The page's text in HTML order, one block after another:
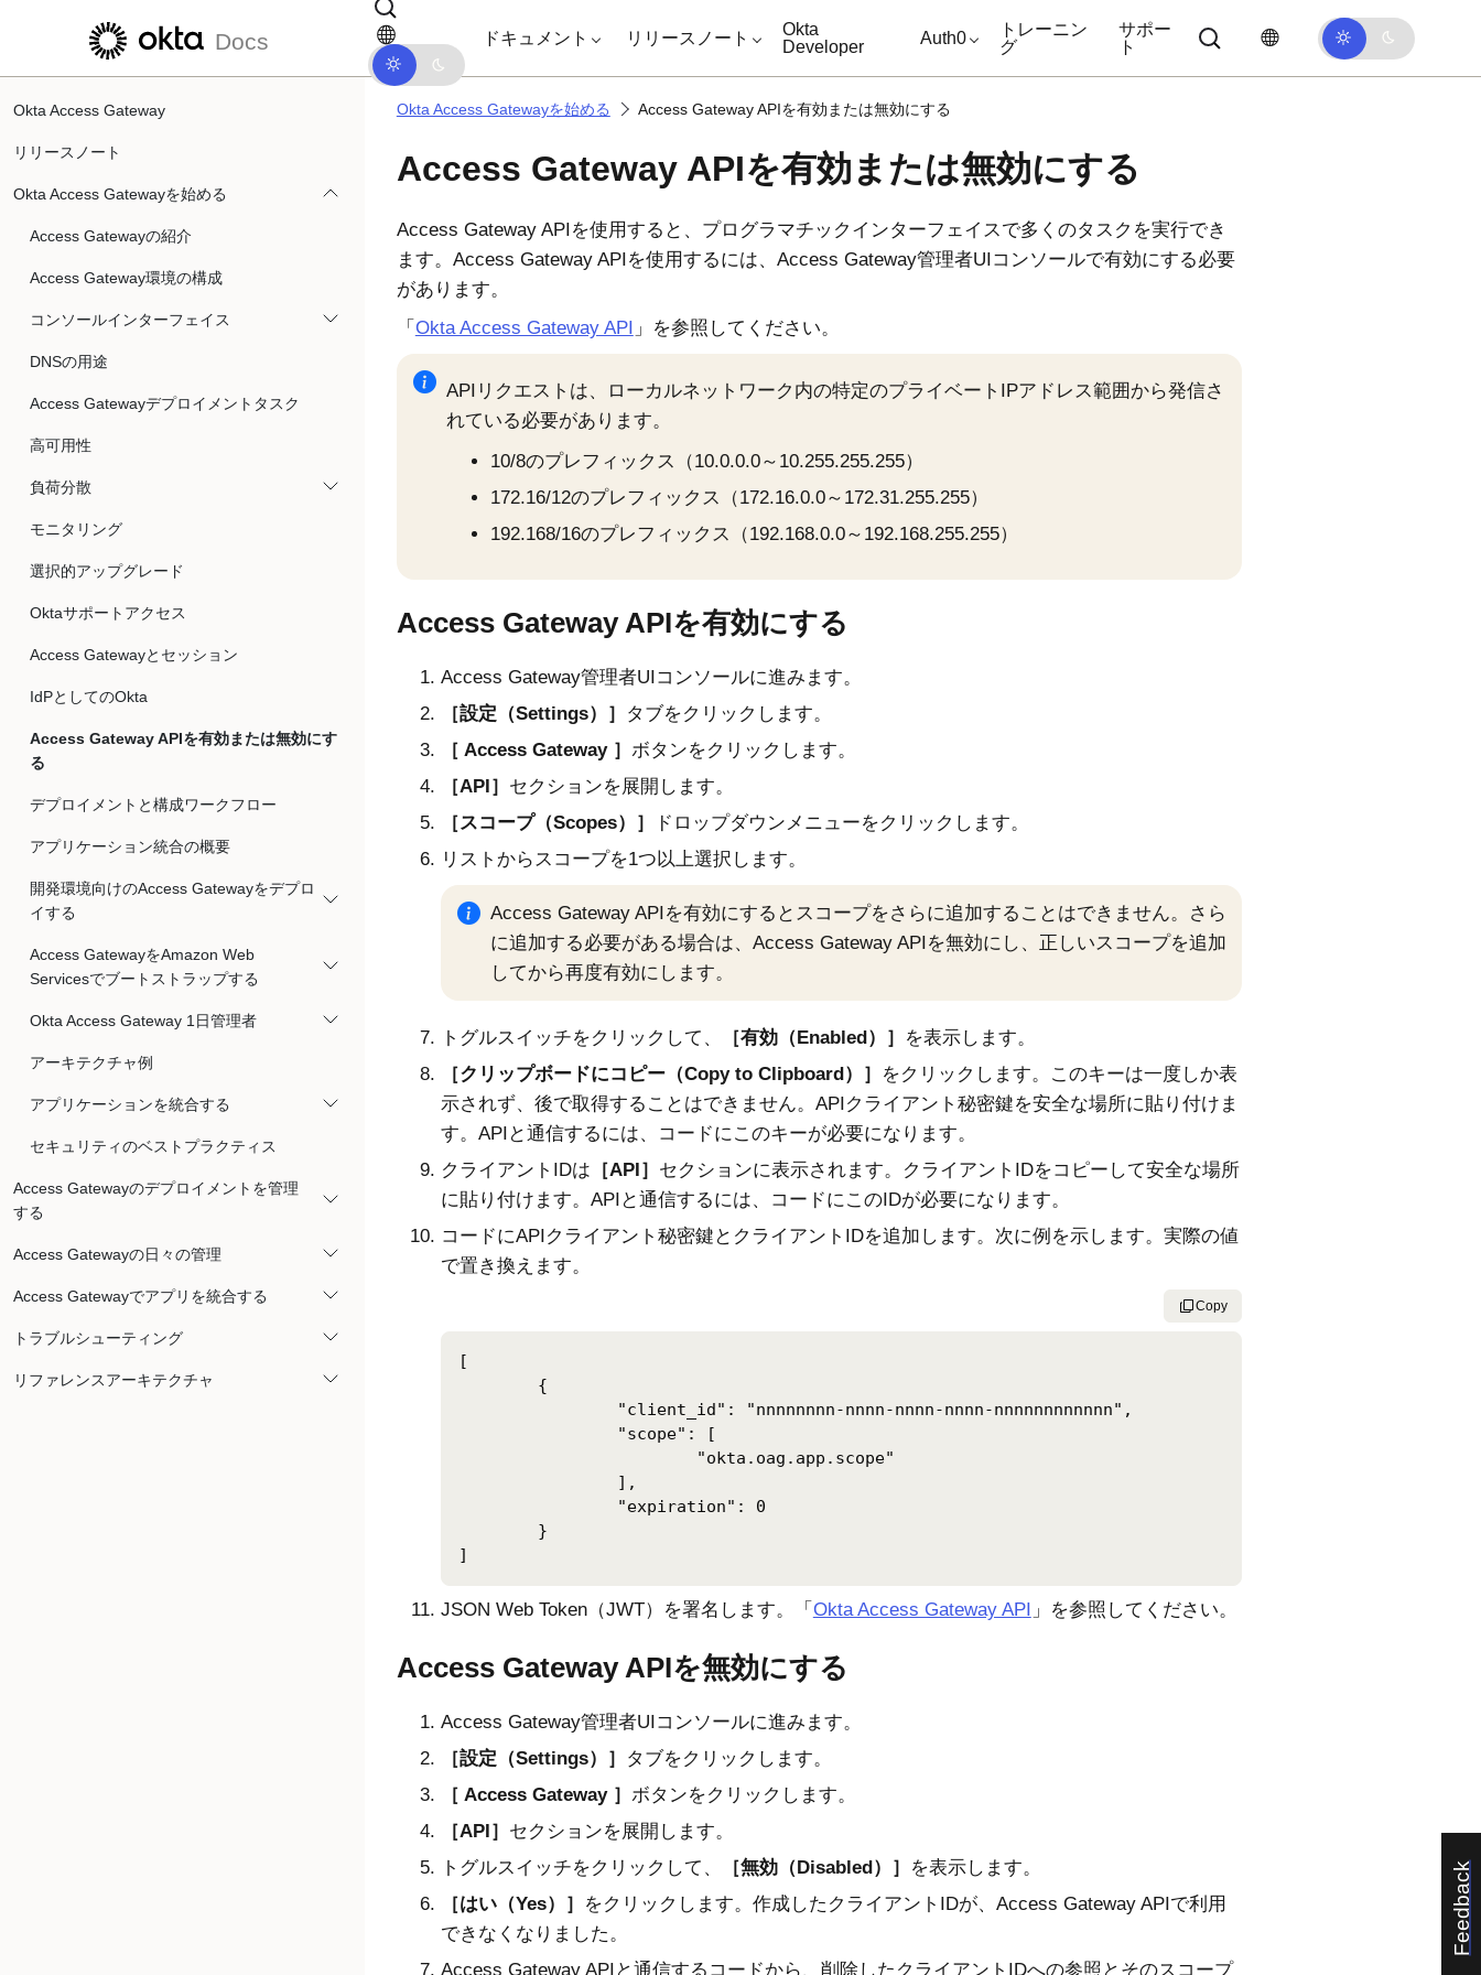
メインコンテンツにスキップ ドキュメントナビゲーションにスキップ
Docs ドキュメント リリースノート
Okta
Developer
Auth0
トレーニン
グ
サポー
ト
Feedback
Okta Access Gateway
リリースノート
Okta Access Gatewayを始める
Access Gatewayの紹介
Access Gateway環境の構成
コンソールインターフェイス
DNSの用途
Access Gatewayデプロイメントタスク
高可用性
負荷分散
モニタリング
選択的アップグレード
Oktaサポートアクセス
Access Gatewayとセッション
IdPとしてのOkta
Access Gateway APIを有効または無効にす
る
デプロイメントと構成ワークフロー
アプリケーション統合の概要
開発環境向けのAccess Gatewayをデプロ
イする
Access GatewayをAmazon Web
Servicesでブートストラップする
Okta Access Gateway 1日管理者
アーキテクチャ例
アプリケーションを統合する
セキュリティのベストプラクティス
Access Gatewayのデプロイメントを管理
する
Access Gatewayの日々の管理
Access Gatewayでアプリを統合する
トラブルシューティング
リファレンスアーキテクチャ
Okta Access Gatewayを始める Access Gateway APIを有効または無効にする
Access Gateway APIを有効または無効にする
Access Gateway APIを使用すると、プログラマチックインターフェイスで多くのタスクを実行でき
ます。Access Gateway APIを使用するには、 Access Gateway管理者UIコンソールで有効にする必要
があります。
「 Okta Access Gateway API 」を参照してください。
APIリクエストは、ローカルネットワーク内の特定のプライベートIPアドレス範囲から発信さ
れている必要があります。
10/8のプレフィックス（10.0.0.0～10.255.255.255）
172.16/12のプレフィックス（172.16.0.0～172.31.255.255）
192.168/16のプレフィックス（192.168.0.0～192.168.255.255）
Access Gateway APIを有効にする
Access Gateway管理者UIコンソールに進みます。
設定（Settings）
タブをクリックします。
Access Gateway
ボタンをクリックします。
API
セクションを展開します。
スコープ（Scopes）
ドロップダウンメニューをクリックします。
リストからスコープを1つ以上選択します。
Access Gateway APIを有効にするとスコープをさらに追加することはできません。さら
に追加する必要がある場合は、Access Gateway APIを無効にし、正しいスコープを追加
してから再度有効にします。
トグルスイッチをクリックして、 有効（Enabled）
を表示します。
クリップボードにコピー（Copy to Clipboard）
をクリックします。このキーは一度しか表
示されず、後で取得することはできません。APIクライアント秘密鍵を安全な場所に貼り付けま
す。APIと通信するには、コードにこのキーが必要になります。
クライアントIDは
API
セクションに表示されます。クライアントIDをコピーして安全な場所
に貼り付けます。APIと通信するには、コードにこのIDが必要になります。
コードにAPIクライアント秘密鍵とクライアントIDを追加します。次に例を示します。実際の値
で置き換えます。
Copy
[
JSON Web Token（JWT）を署名します。「 Okta Access Gateway API 」を参照してください。
Access Gateway APIを無効にする
Access Gateway管理者UIコンソールに進みます。
設定（Settings）
タブをクリックします。
Access Gateway
ボタンをクリックします。
API
セクションを展開します。
トグルスイッチをクリックして、
無効（Disabled）
を表示します。
はい（Yes）
をクリックします。作成したクライアントIDが、Access Gateway APIで利用
できなくなりました。
Access Gateway APIと通信するコードから、削除したクライアントIDへの参照とそのスコープ